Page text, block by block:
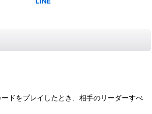
ドをプレイしたとき、相手のリーダーすべ